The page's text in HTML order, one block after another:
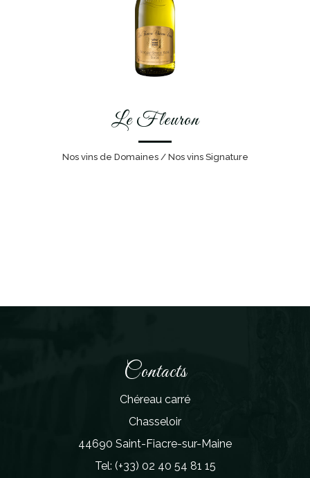
Le Fleuron
Nos vins de Domaines / Nos vins Signature
Contacts
Chéreau carré
Chasseloir
44690 Saint-Fiacre-sur-Maine
Tel: (+33) 02 40 54 81 15